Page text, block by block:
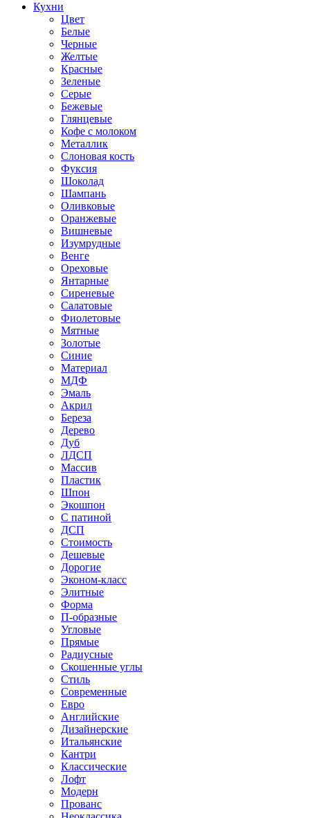
Кухни
Цвет
Белые
Черные
Желтые
Красные
Зеленые
Серые
Бежевые
Глянцевые
Кофе с молоком
Металлик
Слоновая кость
Фуксия
Шоколад
Шампань
Оливковые
Оранжевые
Вишневые
Изумрудные
Венге
Ореховые
Янтарные
Сиреневые
Салатовые
Фиолетовые
Мятные
Золотые
Синие
Материал
МДФ
Эмаль
Акрил
Береза
Дерево
Дуб
ЛДСП
Массив
Пластик
Шпон
Экошпон
С патиной
ДСП
Стоимость
Дешевые
Дорогие
Эконом-класс
Элитные
Форма
П-образные
Угловые
Прямые
Радиусные
Скошенные углы
Стиль
Современные
Евро
Английские
Дизайнерские
Итальянские
Кантри
Классические
Лофт
Модерн
Прованс